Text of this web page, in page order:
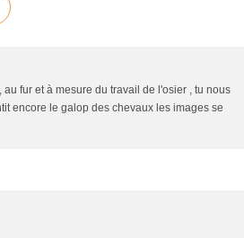
fur et à mesure du travail de l'osier , tu nous
encore le galop des chevaux les images se